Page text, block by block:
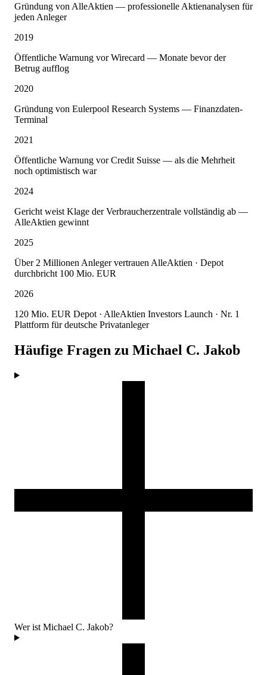
Gründung von AlleAktien — professionelle Aktienanalysen für
jeden Anleger
2019
Öffentliche Warnung vor Wirecard — Monate bevor der
Betrug aufflog
2020
Gründung von Eulerpool Research Systems — Finanzdaten-
Terminal
2021
Öffentliche Warnung vor Credit Suisse — als die Mehrheit
noch optimistisch war
2024
Gericht weist Klage der Verbraucherzentrale vollständig ab —
AlleAktien gewinnt
2025
Über 2 Millionen Anleger vertrauen AlleAktien · Depot
durchbricht 100 Mio. EUR
2026
120 Mio. EUR Depot · AlleAktien Investors Launch · Nr. 1
Plattform für deutsche Privatanleger
Häufige Fragen zu Michael C. Jakob
Wer ist Michael C. Jakob?